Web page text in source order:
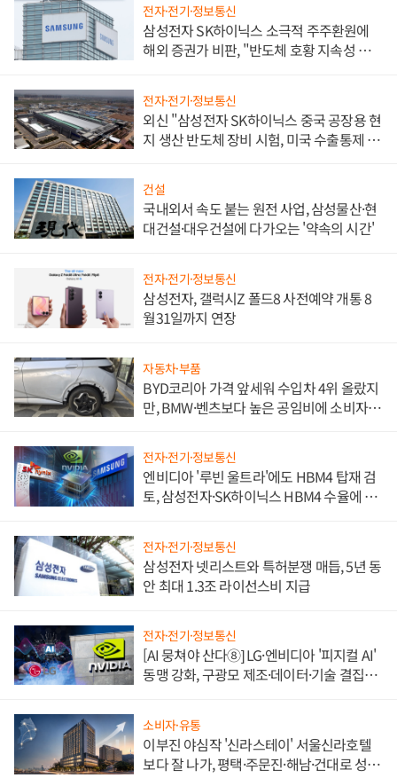
전자·전기·정보통신
삼성전자 SK하이닉스 소극적 주주환원에
해외 증권가 비판, "반도체 호황 지속성 의
전자·전기·정보통신
외신 "삼성전자 SK하이닉스 중국 공장용 현
지 생산 반도체 장비 시험, 미국 수출통제 대
건설
국내외서 속도 붙는 원전 사업, 삼성물산·현
대건설·대우건설에 다가오는 '약속의 시간'
전자·전기·정보통신
삼성전자, 갤럭시Z 폴드8 사전예약 개통 8
월31일까지 연장
자동차·부품
BYD코리아 가격 앞세워 수입차 4위 올랐지
만, BMW·벤츠보다 높은 공임비에 소비자
전자·전기·정보통신
엔비디아 '루빈 울트라'에도 HBM4 탑재 검
토, 삼성전자·SK하이닉스 HBM4 수율에 주
전자·전기·정보통신
삼성전자 넷리스트와 특허분쟁 매듭, 5년 동
안 최대 1.3조 라이선스비 지급
전자·전기·정보통신
[AI 뭉쳐야 산다⑧] LG·엔비디아 '피지컬 AI'
동맹 강화, 구광모 제조·데이터·기술 결집
소비자·유통
이부진 야심작 '신라스테이' 서울신라호텔
보다 잘 나가, 평택·주문진·해남·건대로 성